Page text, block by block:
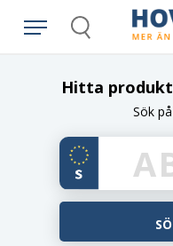
Search
Hitta
Sök